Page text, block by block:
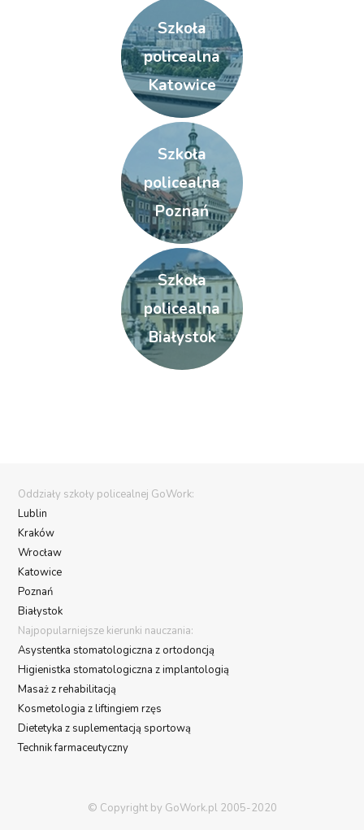
Szkoła
policealna
Katowice
Szkoła
policealna
Poznań
Szkoła
policealna
Białystok
Oddziały szkoły policealnej GoWork:
Lublin
Kraków
Wrocław
Katowice
Poznań
Białystok
Najpopularniejsze kierunki nauczania:
Asystentka stomatologiczna z ortodoncją
Higienistka stomatologiczna z implantologią
Masaż z rehabilitacją
Kosmetologia z liftingiem rzęs
Dietetyka z suplementacją sportową
Technik farmaceutyczny
© Copyright by GoWork.pl 2005-2020